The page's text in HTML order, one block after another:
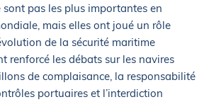
sont pas les plus importantes en
mais elles ont joué un rôle
de la sécurité maritime
renforcé les débats sur les navires
de complaisance, la responsabilité
portuaires et l’interdiction